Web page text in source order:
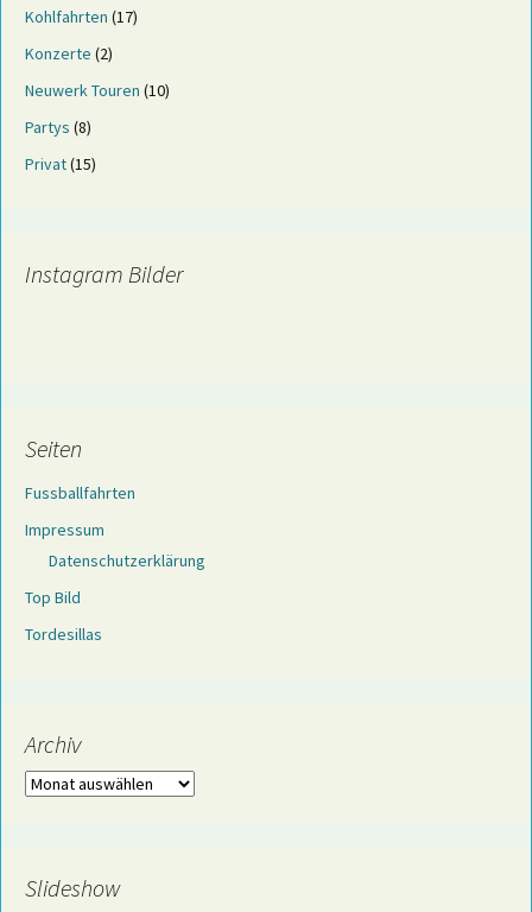
Kohlfahrten (17)
Konzerte (2)
Neuwerk Touren (10)
Partys (8)
Privat(15)
Instagram Bilder
Seiten
Fussballfahrten
Impressum
Datenschutzerklärung
Top Bild
Tordesillas
Archiv
Archiv
Slideshow